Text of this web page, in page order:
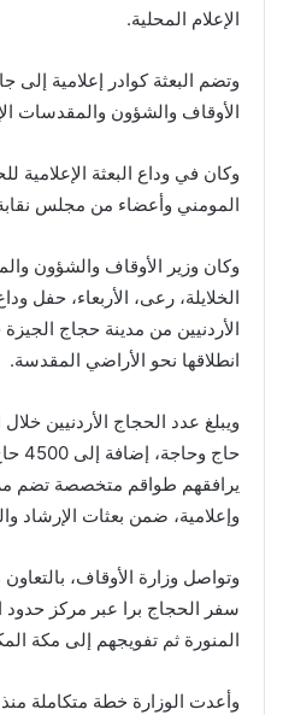
الإعلام المحلية.
وتضم البعثة كوادر إعلامية إلى
الأوقاف والشؤون والمقدسات
وكان في وداع البعثة
المومني وأعضاء من مجلس
وكان وزير الأوقاف والشؤون
الخلايلة، رعى، الأربعاء، حفل
الأردنيين من مدينة حجاج
انطلاقها نحو الأراضي المقدسة.
يرافقهم طواقم متخصصة تضم
وإعلامية، ضمن بعثات الإرشاد
وتواصل وزارة الأوقاف،
سفر الحجاج برا عبر مركز حدود
المنورة ثم تفويجهم إلى مكة
وأعدت الوزارة خطة متكاملة